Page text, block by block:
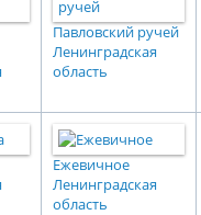
Павловский ручей
Ленинградская
область
Ежевичное
Ленинградская
область